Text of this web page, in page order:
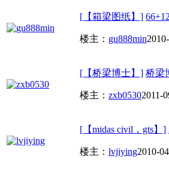
[【箱梁图纸】]
楼主： gu888min
[【桥梁博士】] 桥梁
楼主： zxb05302011-
[【midas civil，gts】]
楼主： lvjiying2010-